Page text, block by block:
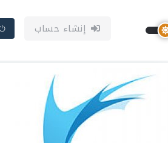
إنشاء حساب